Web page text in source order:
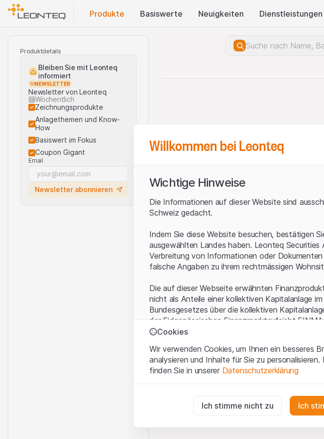
Produkte Basis​werte Neuigkeiten Dienstleistungen
Produktdetails
Bleiben Sie mit Leonteq
informiert
NEWSLETTER
Newsletter von Leonteq
Wöchentlich
Zeichnungsprodukte
Anlagethemen und Know-
How
Basiswert im Fokus
Coupon Gigant
Email
Newsletter abonnieren
Willkommen bei Leonteq
Wichtige Hinweise
Die Informationen auf dieser Website sind
Schweiz gedacht.
Indem Sie diese Website besuchen, bestätigen
ausgewählten Landes haben. Leonteq
Verbreitung von Informationen oder
falsche Angaben zu ihrem rechtmässigen
Die auf dieser Webseite erwähnten
nicht als Anteile einer kollektiven Kapitalanlage
Bundesgesetzes über die kollektiven
der Eidgenössischen Finanzmarktaufsicht
KAG vermittelten spezifischen Anlegerschutz.
Anwendungsbedingungen und rechtliche
Mit dem Zugriff auf diese Website der Leonteq
rechtlichen Informationen und die wichtigen
Sämtliche Immaterialgüterrechte (wie z.B.
Cookies
Wir verwenden Cookies, um Ihnen ein besseres
analysieren und Inhalte für Sie zu
finden Sie in unserer Datenschutzerklärung
Diese Cookies sind für die Website erforderlich und
Ich stimme nicht zu Ich